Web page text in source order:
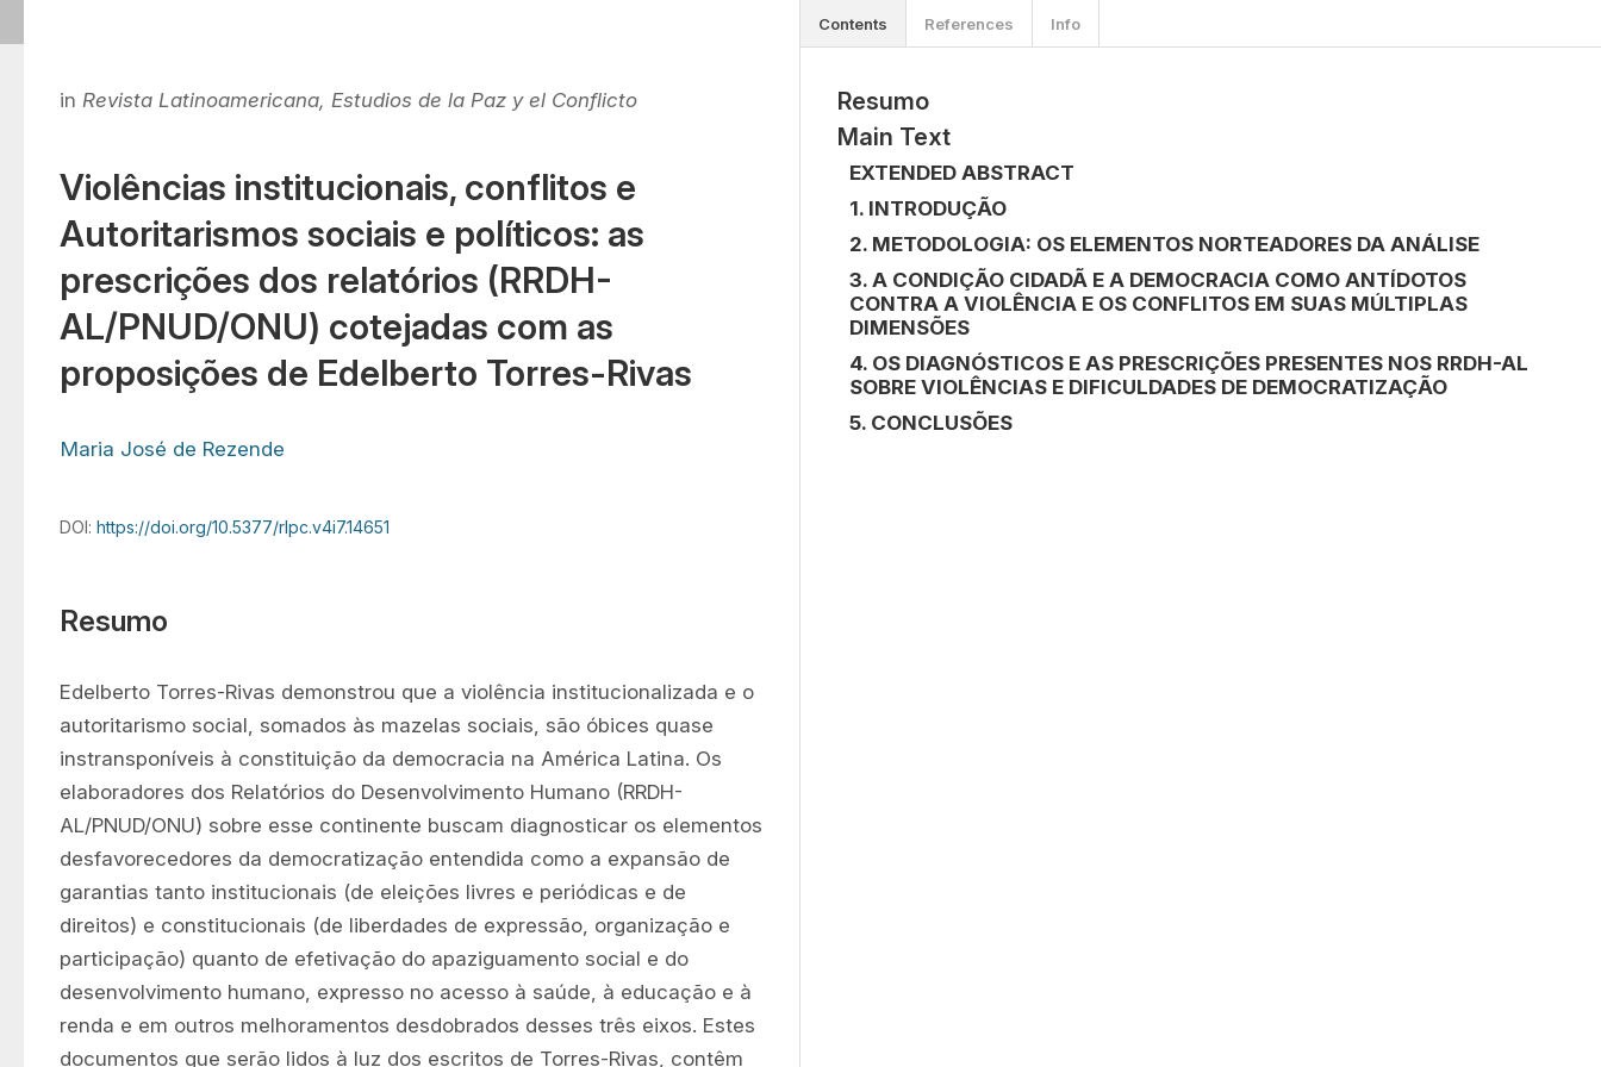
in Revista Latinoamericana, Estudios de la Paz y el Conflicto
Violências institucionais, conflitos e
Autoritarismos sociais e políticos: as
prescrições dos relatórios (RRDH-
AL/PNUD/ONU) cotejadas com as
proposições de Edelberto Torres-Rivas
Maria José de Rezende
DOI: https://doi.org/10.5377/rlpc.v4i7.14651
Resumo
Edelberto Torres-Rivas demonstrou que a violência institucionalizada e o
autoritarismo social, somados às mazelas sociais, são óbices quase
instransponíveis à constituição da democracia na América Latina. Os
elaboradores dos Relatórios do Desenvolvimento Humano (RRDH-
AL/PNUD/ONU) sobre esse continente buscam diagnosticar os elementos
desfavorecedores da democratização entendida como a expansão de
garantias tanto institucionais (de eleições livres e periódicas e de
direitos) e constitucionais (de liberdades de expressão, organização e
participação) quanto de efetivação do apaziguamento social e do
desenvolvimento humano, expresso no acesso à saúde, à educação e à
renda e em outros melhoramentos desdobrados desses três eixos. Estes
documentos que serão lidos à luz dos escritos de Torres-Rivas, contêm
Resumo
Main Text
EXTENDED ABSTRACT
1. INTRODUÇÃO
2. METODOLOGIA: OS ELEMENTOS NORTEADORES DA ANÁLISE
3. A CONDIÇÃO CIDADÃ E A DEMOCRACIA COMO ANTÍDOTOS
CONTRA A VIOLÊNCIA E OS CONFLITOS EM SUAS MÚLTIPLAS
DIMENSÕES
4. OS DIAGNÓSTICOS E AS PRESCRIÇÕES PRESENTES NOS RRDH-AL
SOBRE VIOLÊNCIAS E DIFICULDADES DE DEMOCRATIZAÇÃO
5. CONCLUSÕES
Contents References Info